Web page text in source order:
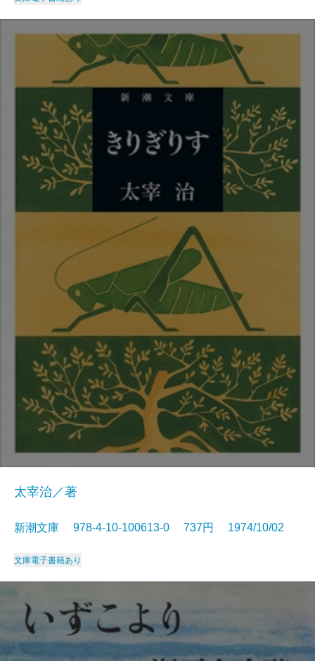
太宰治／著
新潮文庫 978-4-10-100613-0 737円 1974/10/02
文庫電子書籍あり